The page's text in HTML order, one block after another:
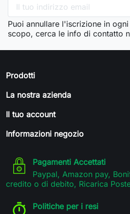
Puoi annullare l'iscrizione in
scopo, cerca le info di contatto
Prodotti
La nostra azienda
Il tuo account
Informazioni negozio
Pagamenti Accettati
Paypal, Amazon pay,
credito o di debito, Ricarica
Politiche per i resi